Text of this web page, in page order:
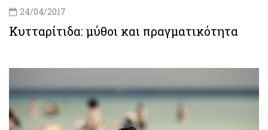
24/04/2017
Κυτταρίτιδα: μύθοι και πραγματικότητα